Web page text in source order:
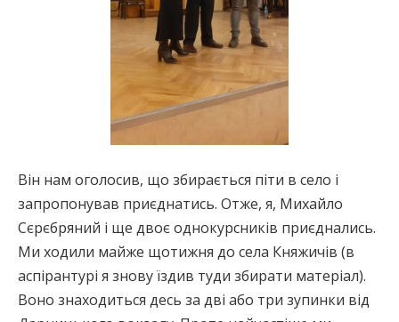
Він нам оголосив, що збирається піти в село і
запропонував приєднатись. Отже, я, Михайло
Сєрєбряний і ще двоє однокурсників приєднались.
Ми ходили майже щотижня до села Княжичів (в
аспірантурі я знову їздив туди збирати матеріал).
Воно знаходиться десь за дві або три зупинки від